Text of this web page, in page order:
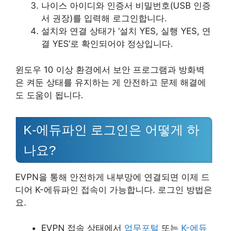
나이스 아이디와 인증서 비밀번호(USB 인증
서 권장)를 입력해 로그인합니다.
설치와 연결 상태가 ‘설치 YES, 실행 YES, 연
결 YES’로 확인되어야 정상입니다.
윈도우 10 이상 환경에서 보안 프로그램과 방화벽
은 켜둔 상태를 유지하는 게 안전하고 문제 해결에
도 도움이 됩니다.
K-에듀파인 로그인은 어떻게 하
나요?
EVPN을 통해 안전하게 내부망에 연결되면 이제 드
디어 K-에듀파인 접속이 가능합니다. 로그인 방법은
요.
EVPN 접속 상태에서 업무포털 또는 K-에듀